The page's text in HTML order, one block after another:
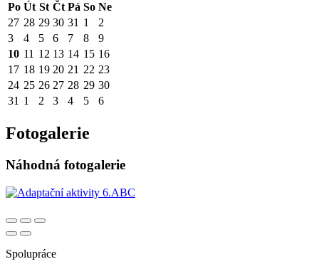
Po Út St Čt Pá So Ne
27 28 29 30 31 1
2
3
4 5 6 7 8
9
10 11 12 13 14 15 16
17 18 19 20 21 22 23
24 25 26 27 28 29 30
31 1 2 3 4 5 6
Fotogalerie
Náhodná fotogalerie
Spolupráce